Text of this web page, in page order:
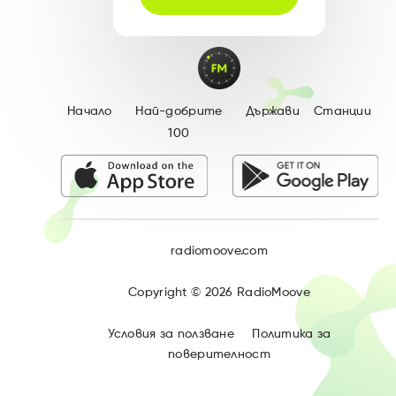
Начало
Най-добрите
100
Държави Станции
radiomoove.com
Copyright © 2026 RadioMoove
Условия за ползване
Политика за
поверителност